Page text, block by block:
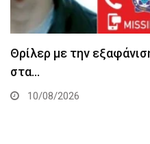
Θρίλερ με την
στα…
10/08/2026